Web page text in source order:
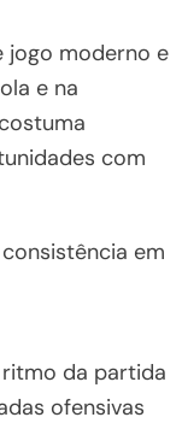
jogo moderno e
e na
com
em
da partida
ofensivas